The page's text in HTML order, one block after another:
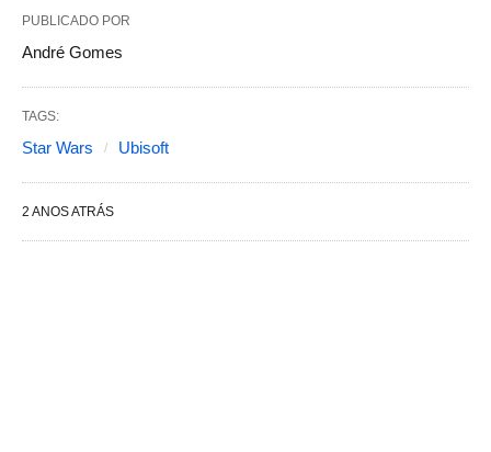
PUBLICADO POR
André Gomes
TAGS:
Star Wars Ubisoft
2 ANOS ATRÁS